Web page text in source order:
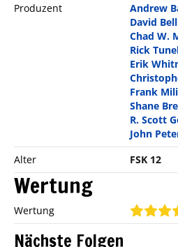
Produzent
Andrew
David
Chad W.
Rick
Erik
Frank
Shane
R. Scott
John
Alter
FSK 12
Wertung
Wertung
Nächste Folgen